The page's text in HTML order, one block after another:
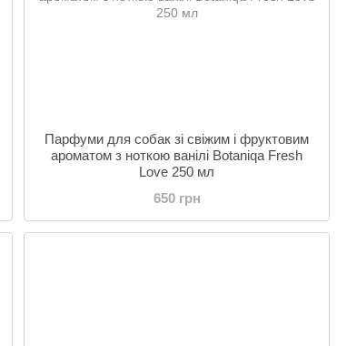
Парфуми для собак зі свіжим і фруктовим
ароматом з ноткою ванілі Botaniqa Fresh
Love 250 мл
650 грн